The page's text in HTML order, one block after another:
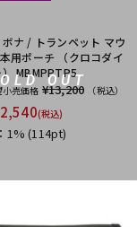
OUT
ナ / トランペット マウ
用ポーチ （クロコダイ
MBMPPTP5
小売価格 ¥13,200
（税込）
(税込)
1%(114pt)